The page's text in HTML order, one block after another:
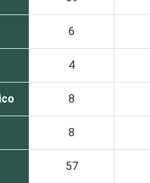
6
4
8
8
57